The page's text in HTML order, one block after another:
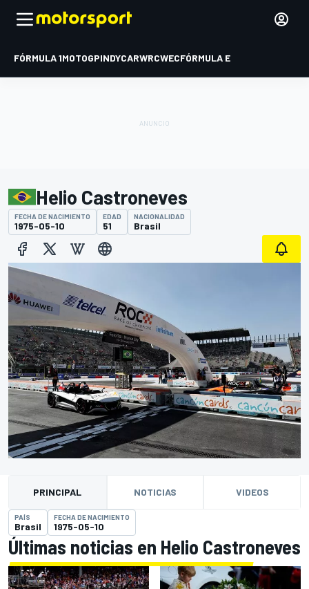
FÓRMULA 1MOTOGPINDYCARWRCWECFÓRMULA E
Helio Castroneves
FECHA DE NACIMIENTO
1975-05-10
EDAD
51
NACIONALIDAD
Brasil
PRINCIPAL NOTICIAS VIDEOS
PAÍS
Brasil
FECHA DE NACIMIENTO
1975-05-10
Últimas noticias en Helio Castroneves